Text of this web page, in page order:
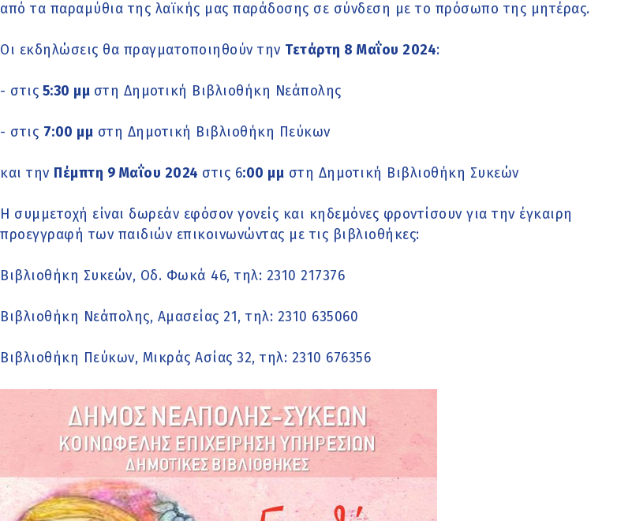
από τα παραμύθια της λαϊκής μας παράδοσης σε σύνδεση με το πρόσωπο της μητέρας.
Οι εκδηλώσεις θα πραγματοποιηθούν την Τετάρτη 8 Μαΐου 2024:
- στις 5:30 μμ στη Δημοτική Βιβλιοθήκη Νεάπολης
- στις 7:00 μμ στη Δημοτική Βιβλιοθήκη Πεύκων
και την Πέμπτη 9 Μαΐου 2024 στις 6:00 μμ στη Δημοτική Βιβλιοθήκη Συκεών
Η συμμετοχή είναι δωρεάν εφόσον γονείς και κηδεμόνες φροντίσουν για την έγκαιρη
προεγγραφή των παιδιών επικοινωνώντας με τις βιβλιοθήκες:
Βιβλιοθήκη Συκεών, Οδ. Φωκά 46, τηλ: 2310 217376
Βιβλιοθήκη Νεάπολης, Αμασείας 21, τηλ: 2310 635060
Βιβλιοθήκη Πεύκων, Μικράς Ασίας 32, τηλ: 2310 676356